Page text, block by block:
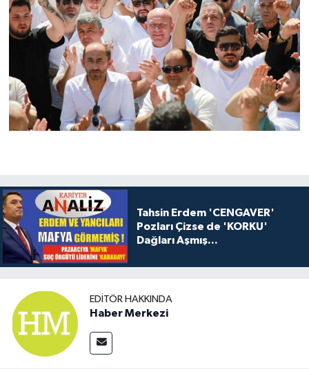
Tahsin Erdem 'CENGAVER'
Pozları Çizse de 'KORKU'
Dağları Aşmış...
EDITÖR HAKKINDA
Haber Merkezi